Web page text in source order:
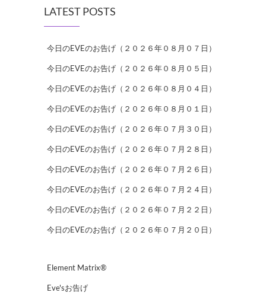
LATEST POSTS
今日のEVEのお告げ（２０２６年０８月０７日）
今日のEVEのお告げ（２０２６年０８月０５日）
今日のEVEのお告げ（２０２６年０８月０４日）
今日のEVEのお告げ（２０２６年０８月０１日）
今日のEVEのお告げ（２０２６年０７月３０日）
今日のEVEのお告げ（２０２６年０７月２８日）
今日のEVEのお告げ（２０２６年０７月２６日）
今日のEVEのお告げ（２０２６年０７月２４日）
今日のEVEのお告げ（２０２６年０７月２２日）
今日のEVEのお告げ（２０２６年０７月２０日）
Element Matrix®
Eve'sお告げ